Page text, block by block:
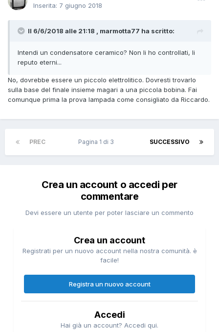
Inserita: 7 giugno 2018
Il 6/6/2018 alle 21:18 , marmotta77 ha scritto:
Intendi un condensatore ceramico? Non li ho controllati, li
reputo eterni...
No, dovrebbe essere un piccolo elettrolitico. Dovresti trovarlo
sulla base del finale insieme magari a una piccola bobina. Fai
comunque prima la prova lampada come consigliato da Riccardo.
PREC SUCCESSIVO
Pagina 1 di 3
Crea un account o accedi per
commentare
Devi essere un utente per poter lasciare un commento
Crea un account
Registrati per un nuovo account nella nostra comunità. è
facile!
Registra un nuovo account
Accedi
Hai già un account? Accedi qui.